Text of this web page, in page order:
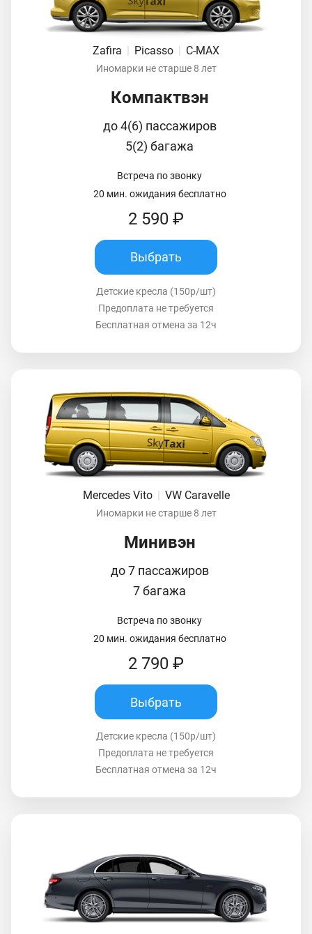
Zafira | Picasso | C-MAX
Иномарки не старше 8 лет
Компактвэн
до 4(6) пассажиров
5(2) багажа
Встреча по звонку
20 мин. ожидания бесплатно
2 590 ₽
Выбрать
Детские кресла (150р/шт)
Предоплата не требуется
Бесплатная отмена за 12ч
Mercedes Vito VW Caravelle
Иномарки не старше 8 лет
Минивэн
до 7 пассажиров
7 багажа
Встреча по звонку
20 мин. ожидания бесплатно
2 790 ₽
Выбрать
Детские кресла (150р/шт)
Предоплата не требуется
Бесплатная отмена за 12ч